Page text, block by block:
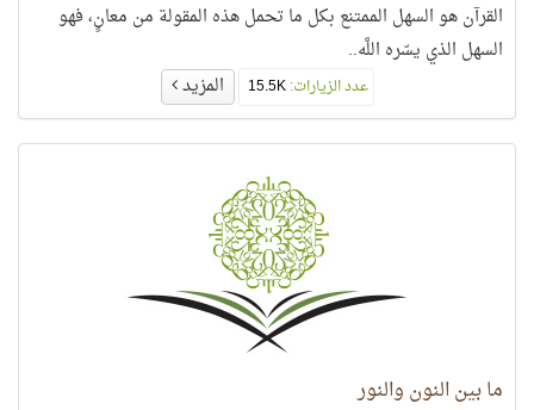
القرآن هو السهل الممتنع بكل ما تحمل هذه المقولة من معانٍ، فهو
السهل الذي يسّره اللَّه..
عدد الزيارات:15.5K المزيد
ما بين النون والنور